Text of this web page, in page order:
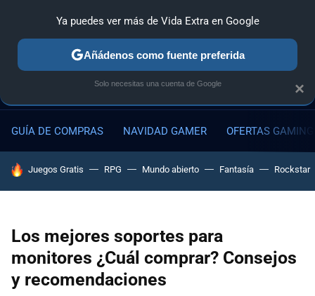
GUÍA DE COMPRAS NAVIDAD GAMER OFERTAS
HOY SE HABLA DE
Juegos Gratis RPG Mundo abierto Fantasía Rockstar
Los mejores soportes para
monitores ¿Cuál comprar? Consejos
y recomendaciones
×
Ya puedes ver más de Vida Extra en Google
Añádenos como fuente preferida
Solo necesitas una cuenta de Google